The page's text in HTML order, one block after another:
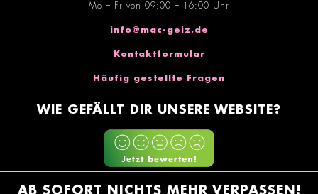
Mo – Fr von 09:00 – 16:00 Uhr
info@mac-geiz.de
Kontaktformular
Häufig gestellte Fragen
WIE GEFÄLLT DIR UNSERE WEBSITE?
AB SOFORT NICHTS MEHR VERPASSEN!